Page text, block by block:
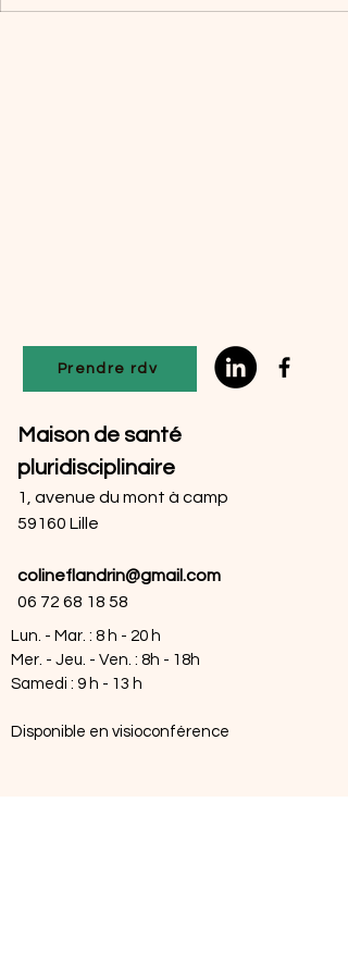
Prendre rdv
Maison de santé
pluridisciplinaire
1, avenue du mont à camp
59160 Lille
colineflandrin@gmail.com
06 72 68 18 58
Lun. - Mar. : 8 h - 20 h
Mer. - Jeu. - Ven. : 8h - 18h
Samedi : 9 h - 13 h
Disponible en visioconférence